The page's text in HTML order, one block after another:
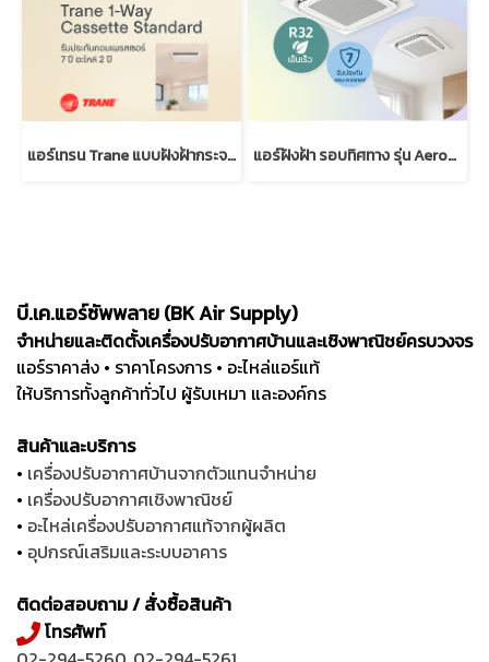
แอร์เทรน Trane แบบฝังฝ้ากระจายลม 1 ทิศทาง มาตรฐาน (R32) แอร์ฝังฝ้า รอบทิศทาง รุ่น AeroFlow Inverter | Trane Cassette
บี.เค.แอร์ซัพพลาย (BK Air Supply)
จำหน่ายและติดตั้งเครื่องปรับอากาศบ้านและเชิงพาณิชย์ครบวงจร
แอร์ราคาส่ง • ราคาโครงการ • อะไหล่แอร์แท้
ให้บริการทั้งลูกค้าทั่วไป ผู้รับเหมา และองค์กร
สินค้าและบริการ
• เครื่องปรับอากาศบ้านจากตัวแทนจำหน่าย
• เครื่องปรับอากาศเชิงพาณิชย์
• อะไหล่เครื่องปรับอากาศแท้จากผู้ผลิต
• อุปกรณ์เสริมและระบบอาคาร
ติดต่อสอบถาม / สั่งซื้อสินค้า
โทรศัพท์